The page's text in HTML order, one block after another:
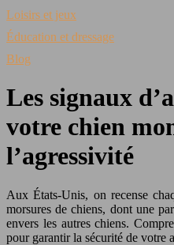
Loisirs et jeux
Éducation et dressage
Blog
Les signaux
votre chien
l’agressivité
Aux États-Unis, on recense
morsures de chiens, dont une
envers les autres chiens.
pour garantir la sécurité de votre